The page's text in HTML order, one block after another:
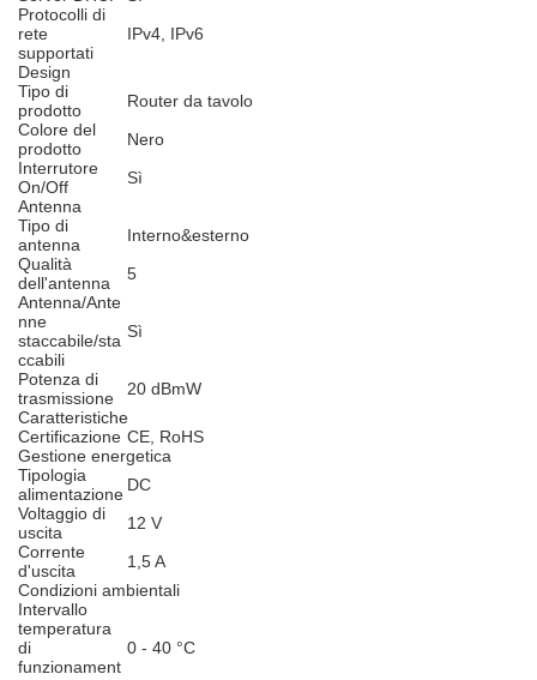
Protocolli di
rete
supportati
IPv4, IPv6
Design
Tipo di
prodotto
Router da tavolo
Colore del
prodotto
Nero
Interrutore
On/Off
Sì
Antenna
Tipo di
antenna
Interno&esterno
Qualità
dell'antenna
5
Antenna/Ante
nne
staccabile/sta
ccabili
Sì
Potenza di
trasmissione
20 dBmW
Caratteristiche
Certificazione CE, RoHS
Gestione energetica
Tipologia
alimentazione DC
Voltaggio di
uscita
12 V
Corrente
d'uscita
1,5 A
Condizioni ambientali
Intervallo
temperatura
di
funzionament
0 - 40 °C